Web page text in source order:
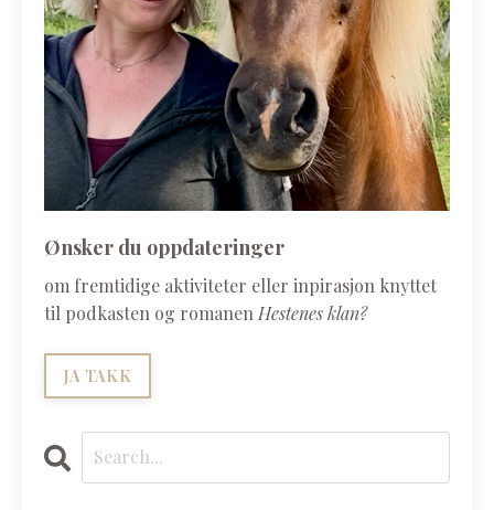
Ønsker du oppdateringer
om fremtidige aktiviteter eller inpirasjon knyttet
til podkasten og romanen Hestenes klan?
JA TAKK